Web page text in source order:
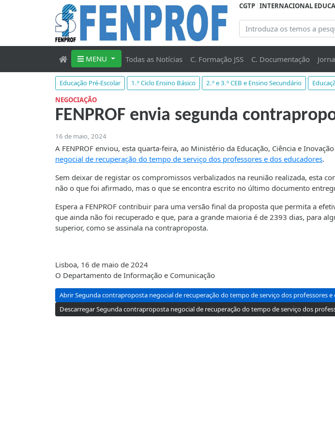
CGTP INTERNACIONAL
MENU Todas as Notícias C. Formação JSS C. Documentação
Educação Pré-Escolar 1.º Ciclo Ensino Básico 2.º e 3.º CEB e Ensino Secundário
NEGOCIAÇÃO
FENPROF envia segunda
16 de maio, 2024
A FENPROF enviou, esta quarta-feira, ao Ministério da Educação, Ciência e
negocial de recuperação do tempo de serviço dos professores e dos educadores.
Sem deixar de registar os compromissos verbalizados na reunião realizada, esta
não o que foi afirmado, mas o que se encontra escrito no último documento
Espera a FENPROF contribuir para uma versão final da proposta que permita a
que ainda não foi recuperado e que, para a grande maioria é de 2393 dias, para
superior, como se assinala na contraproposta.
Lisboa, 16 de maio de 2024
O Departamento de Informação e Comunicação
Abrir Segunda contraproposta negocial de recuperação do tempo de serviço dos professores
Descarregar Segunda contraproposta negocial de recuperação do tempo de serviço dos